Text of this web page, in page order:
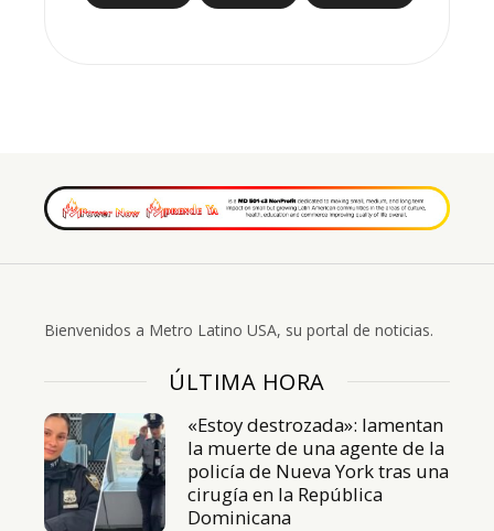
Bienvenidos a Metro Latino USA, su portal de noticias.
ÚLTIMA HORA
«Estoy destrozada»: lamentan
la muerte de una agente de la
policía de Nueva York tras una
cirugía en la República
Dominicana